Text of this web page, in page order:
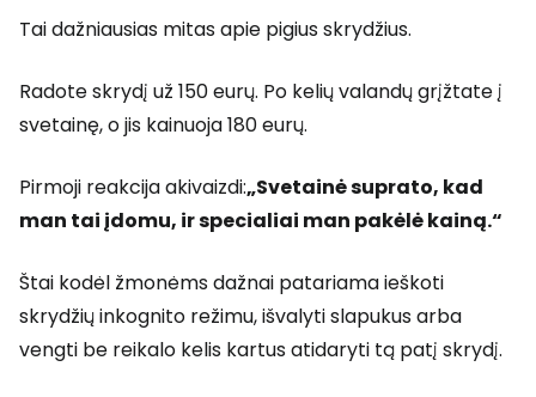
Tai dažniausias mitas apie pigius skrydžius.
Radote skrydį už 150 eurų. Po kelių valandų grįžtate į
svetainę, o jis kainuoja 180 eurų.
Pirmoji reakcija akivaizdi:„Svetainė suprato, kad
man tai įdomu, ir specialiai man pakėlė kainą.“
Štai kodėl žmonėms dažnai patariama ieškoti
skrydžių inkognito režimu, išvalyti slapukus arba
vengti be reikalo kelis kartus atidaryti tą patį skrydį.